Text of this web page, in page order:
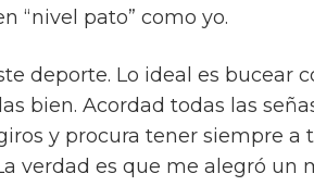
“nivel pato” como yo.
deporte. Lo ideal es bucear
bien. Acordad todas las
y procura tener siempre a
verdad es que me alegró un